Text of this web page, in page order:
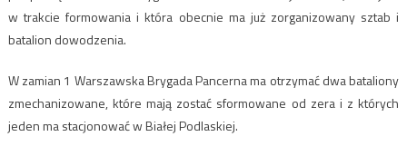
w trakcie formowania i która obecnie ma już zorganizowany sztab i
batalion dowodzenia.
W zamian 1 Warszawska Brygada Pancerna ma otrzymać dwa bataliony
zmechanizowane, które mają zostać sformowane od zera i z których
jeden ma stacjonować w Białej Podlaskiej.